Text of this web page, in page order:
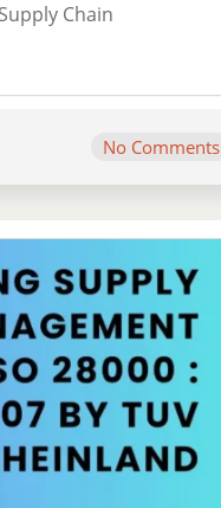
Chain
No Comments